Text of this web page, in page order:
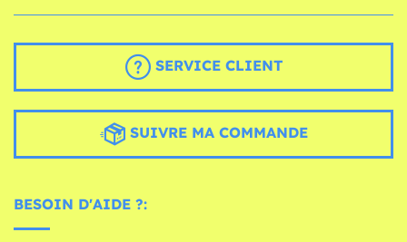
SERVICE CLIENT
SUIVRE MA COMMANDE
BESOIN D'AIDE ?: